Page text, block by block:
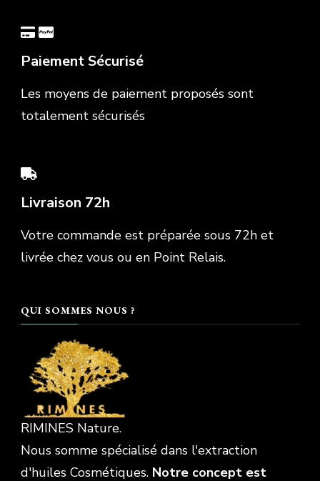
Paiement Sécurisé
Les moyens de paiement proposés sont
totalement sécurisés
Livraison 72h
Votre commande est préparée sous 72h et
livrée chez vous ou en Point Relais.
QUI SOMMES NOUS ?
RIMINES Nature.
Nous somme spécialisé dans l'extraction
d'huiles Cosmétiques. Notre concept est